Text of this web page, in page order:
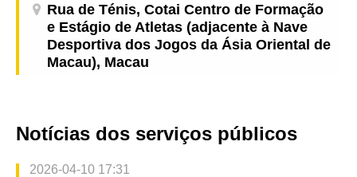
Rua de Ténis, Cotai Centro de Formação
e Estágio de Atletas (adjacente à Nave
Desportiva dos Jogos da Ásia Oriental de
Macau), Macau
Notícias dos serviços públicos
2026-04-10 17:31